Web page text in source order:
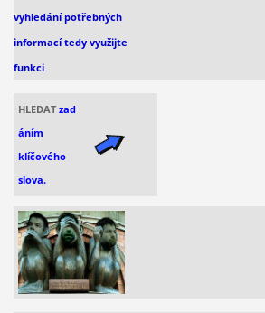
vyhledánípotřebných
informacítedy využijte
funkci
HLEDAT zad
áním
klíčového
slova.